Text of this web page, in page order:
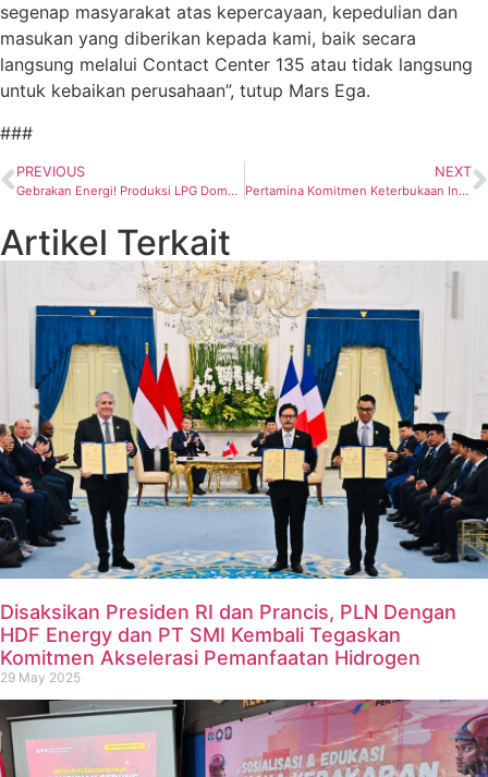
segenap masyarakat atas kepercayaan, kepedulian dan
masukan yang diberikan kepada kami, baik secara
langsung melalui Contact Center 135 atau tidak langsung
untuk kebaikan perusahaan”, tutup Mars Ega.
###
PREVIOUS
Gebrakan Energi! Produksi LPG Domestik Siap Melejit 160 Ton per Hari
NEXT
Pertamina Komitmen Keterbukaan Informasi, Tangkal Disinformasi Publik, Catat Itu!
Artikel Terkait
Disaksikan Presiden RI dan Prancis, PLN Dengan
HDF Energy dan PT SMI Kembali Tegaskan
Komitmen Akselerasi Pemanfaatan Hidrogen
29 May 2025